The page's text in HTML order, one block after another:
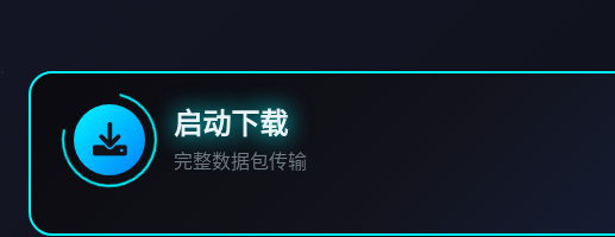
启动下载
完整数据包传输